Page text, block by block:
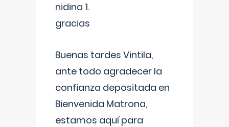
nidina 1.
gracias
Buenas tardes Vintila,
ante todo agradecer la
confianza depositada en
Bienvenida Matrona,
estamos aquí para